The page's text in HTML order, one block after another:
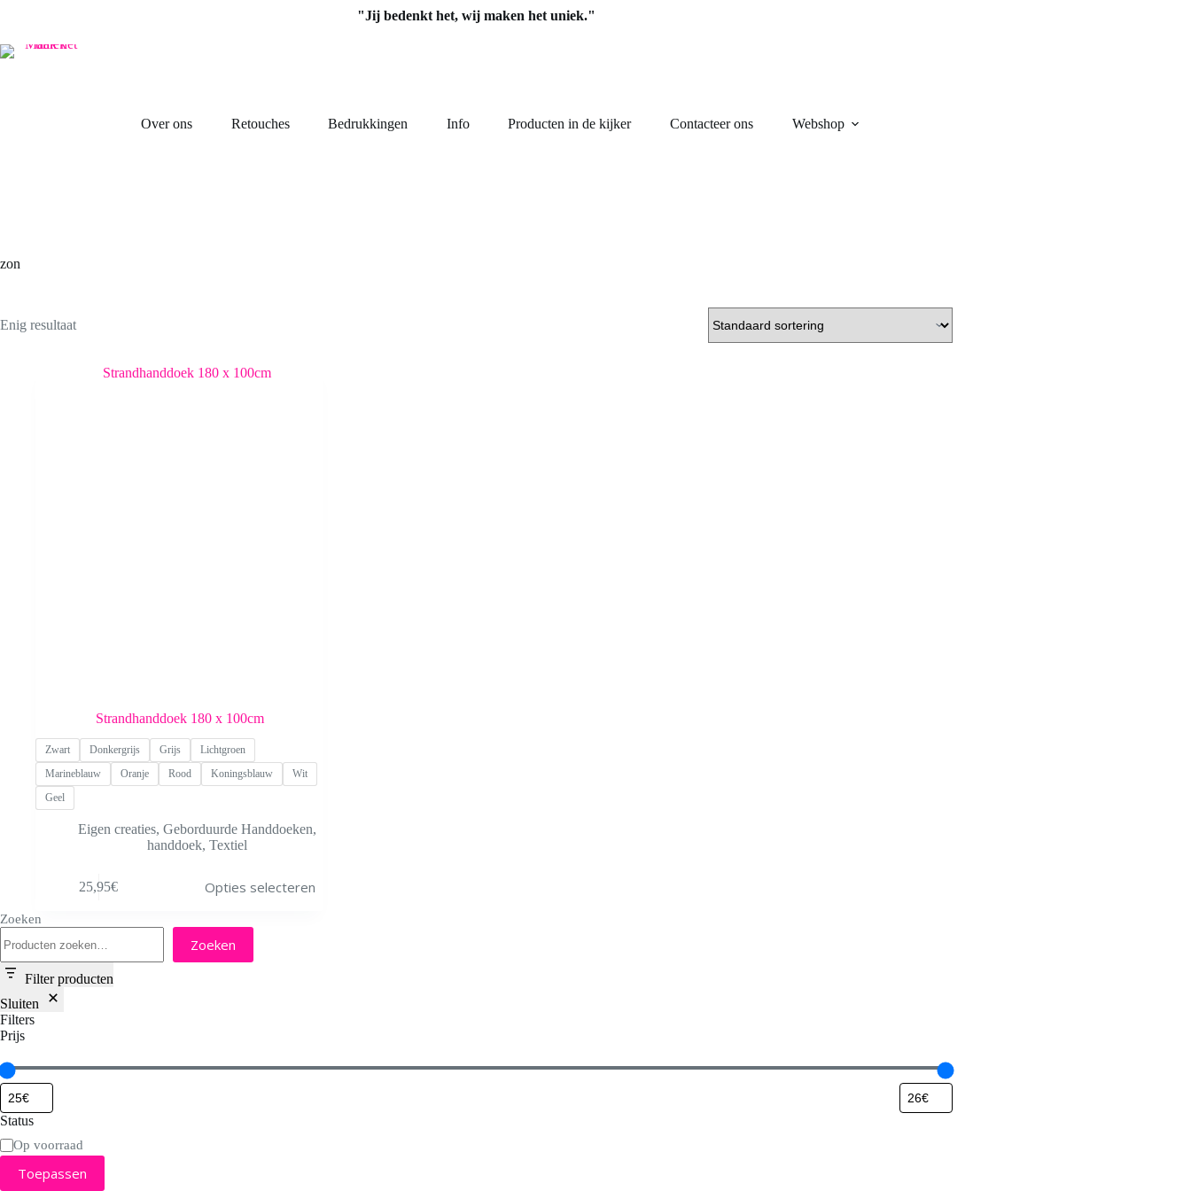
inhoud
"Jij bedenkt het, wij maken het uniek."
Over ons Retouches Bedrukkingen Info Producten in de kijker Contacteer ons Webshop
zon
Enig resultaat
Strandhanddoek 180 x 100cm
Zwart Donkergrijs Grijs
Lichtgroen
Marineblauw
Oranje Rood Koningsblauw
Wit
Geel
Eigen creaties,Geborduurde Handdoeken,
handdoek,Textiel
25,95€ Opties selecteren
meerdere
variaties.
Deze
kan
gekozen
worden
op
productpagina
Zoeken
Zoeken
Filter producten
Sluiten
Filters
Prijs
Status
StatusOp voorraad
Toepassen